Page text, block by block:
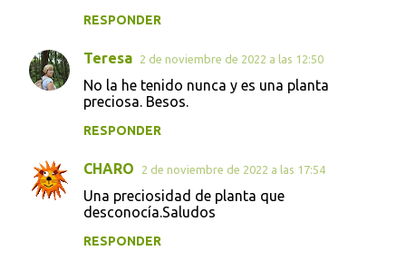
RESPONDER
Teresa 2 de noviembre de 2022 a las 12:50
No la he tenido nunca y es una planta
preciosa. Besos.
RESPONDER
CHARO 2 de noviembre de 2022 a las 17:54
Una preciosidad de planta que
desconocía.Saludos
RESPONDER